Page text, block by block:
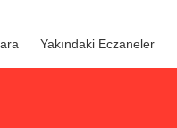
Yakındaki Eczaneler